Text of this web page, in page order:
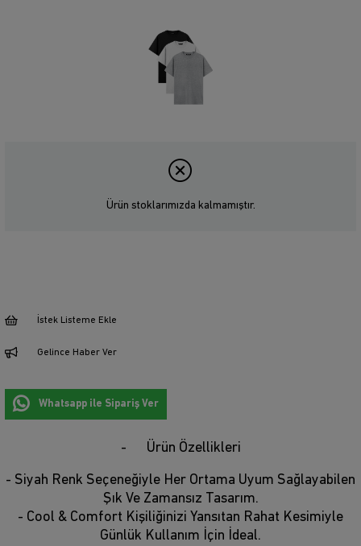
Ürün stoklarımızda kalmamıştır.
İstek Listeme Ekle
Gelince Haber Ver
Whatsapp ile Sipariş Ver
Ürün Özellikleri
- Siyah Renk Seçeneğiyle Her Ortama Uyum Sağlayabilen
Şık Ve Zamansız Tasarım.
- Cool & Comfort Kişiliğinizi Yansıtan Rahat Kesimiyle
Günlük Kullanım İçin İdeal.